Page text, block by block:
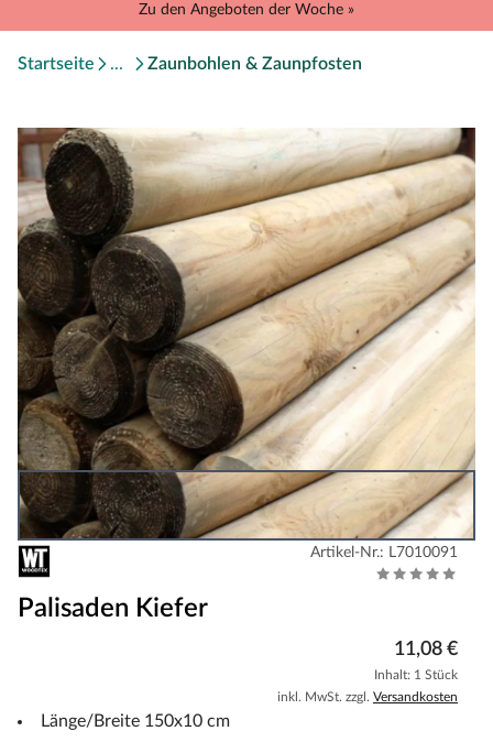
Zu den Angeboten der Woche »
Startseite Zaunbohlen & Zaunpfosten
Artikel-Nr.: L7010091
Palisaden Kiefer
11,08 €
Inhalt: 1 Stück
inkl. MwSt. zzgl. Versandkosten
Länge/Breite 150x10 cm